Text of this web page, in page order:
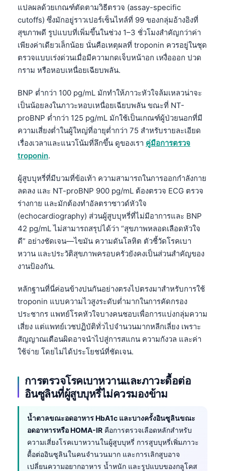
แปลผลด้วยเกณฑ์ตัดตามวิธีตรวจ (assay-specific
cutoffs) ซึ่งมักอยู่ราวเปอร์เซ็นไทล์ที่ 99 ของกลุ่มอ้างอิงที่
สุขภาพดี รูปแบบที่เพิ่มขึ้นในช่วง 1–3 ชั่วโมงสำคัญกว่าค่า
เพียงค่าเดียวเล็กน้อย นั่นคือเหตุผลที่ troponin ควรอยู่ในชุด
ตรวจแบบเร่งด่วนเมื่อมีความกดเจ็บหน้าอก เหงื่อออก ปวด
กราม หรือหอบเหนื่อยเฉียบพลัน.
BNP ต่ำกว่า 100 pg/mL มักทำให้ภาวะหัวใจล้มเหลวน่าจะ
เป็นน้อยลงในภาวะหอบเหนื่อยเฉียบพลัน ขณะที่ NT-
proBNP ต่ำกว่า 125 pg/mL มักใช้เป็นเกณฑ์ผู้ป่วยนอกที่มี
ความเสี่ยงต่ำในผู้ใหญ่ที่อายุต่ำกว่า 75 สำหรับรายละเอียด
เรื่องเวลาและแนวโน้มที่ลึกขึ้น ดูของเรา คู่มือการตรวจ
troponin.
ผู้สูบบุหรี่ที่มีบวมที่ข้อเท้า ความสามารถในการออกกำลังกาย
ลดลง และ NT-proBNP 900 pg/mL ต้องตรวจ ECG ตรวจ
ร่างกาย และมักต้องทำอัลตราซาวด์หัวใจ
(echocardiography) ส่วนผู้สูบบุหรี่ที่ไม่มีอาการและ BNP
42 pg/mL ไม่สามารถสรุปได้ว่า “สุขภาพหลอดเลือดหัวใจ
ดี” อย่างชัดเจน—ไขมัน ความดันโลหิต ตัวชี้วัดโรคเบา
หวาน และประวัติสุขภาพครอบครัวยังคงเป็นส่วนสำคัญของ
งานป้องกัน.
หลักฐานที่นี่ค่อนข้างปนกันอย่างตรงไปตรงมาสำหรับการใช้
troponin แบบความไวสูงระดับต่ำมากในการคัดกรอง
ประชากร แพทย์โรคหัวใจบางคนชอบเพื่อการแบ่งกลุ่มความ
เสี่ยง แต่แพทย์เวชปฏิบัติทั่วไปจำนวนมากหลีกเลี่ยง เพราะ
สัญญาณเตือนผิดอาจนำไปสู่การสแกน ความกังวล และค่า
ใช้จ่าย โดยไม่ได้ประโยชน์ที่ชัดเจน.
การตรวจโรคเบาหวานและภาวะดื้อต่อ
อินซูลินที่ผู้สูบบุหรี่ไม่ควรมองข้าม
น้ำตาลขณะอดอาหาร HbA1c และบางครั้งอินซูลินขณะ
อดอาหารหรือ HOMA-IR คือการตรวจเลือดหลักสำหรับ
ความเสี่ยงโรคเบาหวานในผู้สูบบุหรี่ การสูบบุหรี่เพิ่มภาวะ
ดื้อต่ออินซูลินในคนจำนวนมาก และการเลิกสูบอาจ
เปลี่ยนความอยากอาหาร น้ำหนัก และรูปแบบของกลูโคส
ဗမာစာ
ភាសាខ្មែរ
Kiswahili
Українська
O‘zbekcha
Қазақ тілі
Suomi
Hrvatski
Slovenčina
سنڌي
සිංහල
অসমীয়া
Galego
Latviešu valoda
Македонски јазик
Euskara
Gàidhlig
Occitan
العربية المغربية
Монгол
ພາສາລາວ
Basa Jawa
Cebuano